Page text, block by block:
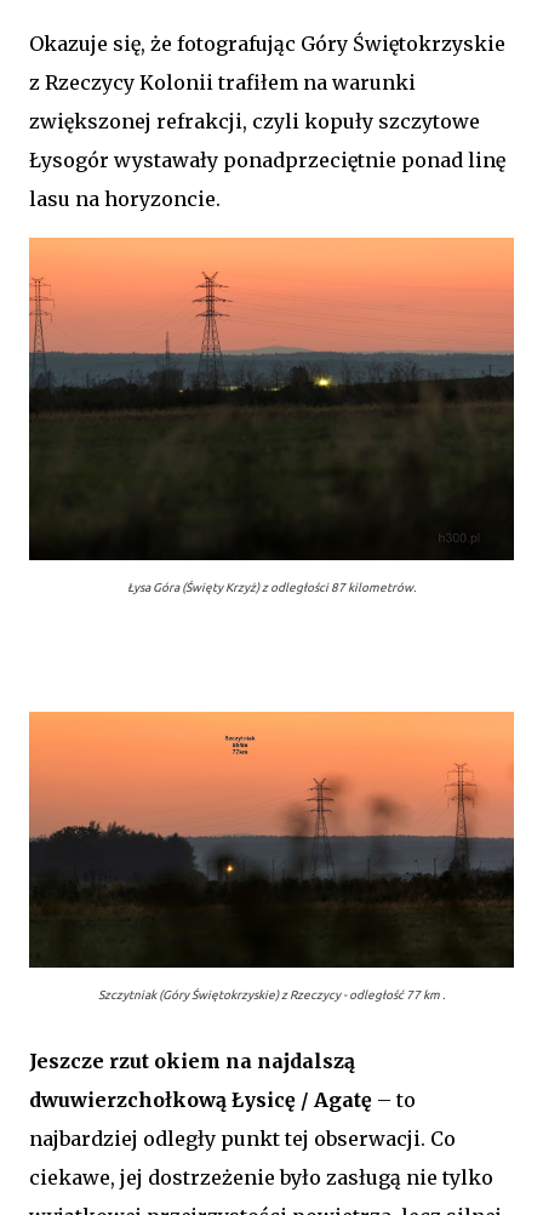
Okazuje się, że fotografując Góry Świętokrzyskie
z Rzeczycy Kolonii trafiłem na warunki
zwiększonej refrakcji, czyli kopuły szczytowe
Łysogór wystawały ponadprzeciętnie ponad linę
lasu na horyzoncie.
Łysa Góra (Święty Krzyż) z odległości 87 kilometrów.
Szczytniak (Góry Świętokrzyskie) z Rzeczycy - odległość 77 km .
Jeszcze rzut okiem na najdalszą
dwuwierzchołkową Łysicę / Agatę – to
najbardziej odległy punkt tej obserwacji. Co
ciekawe, jej dostrzeżenie było zasługą nie tylko